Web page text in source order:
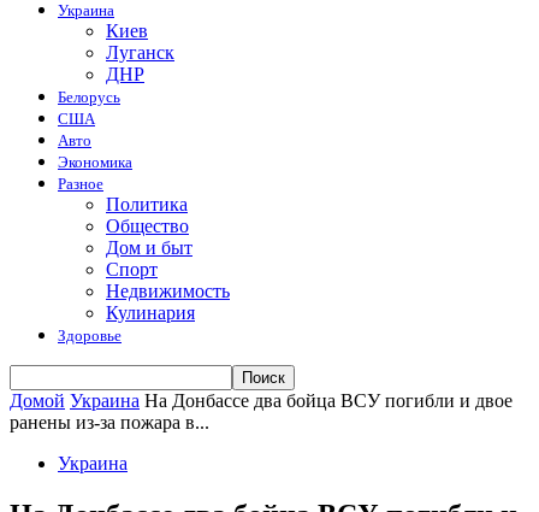
Украина
Киев
Луганск
ДНР
Белорусь
США
Авто
Экономика
Разное
Политика
Общество
Дом и быт
Спорт
Недвижимость
Кулинария
Здоровье
Домой Украина На Донбассе два бойца ВСУ погибли и двое
ранены из-за пожара в...
Украина